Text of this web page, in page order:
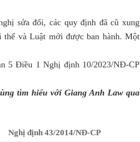
sửa đổi, các quy định đã cũ xung
và Luật mới được ban hành. Một
5 Điều 1 Nghị định 10/2023/NĐ-CP
tìm hiểu với Giang Anh Law qua
Nghị định 43/2014/NĐ-CP